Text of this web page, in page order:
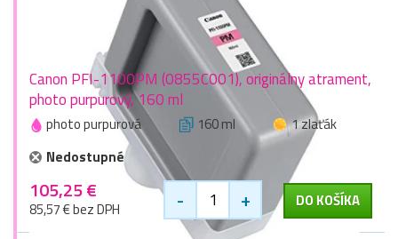
Canon PFI-1100PM (0855C001), originálny atrament,
photo purpurový, 160 ml
photo purpurová 160 ml
1 zlaťák
Nedostupné
105,25 €
85,57 € bez DPH - + DO KOŠÍKA